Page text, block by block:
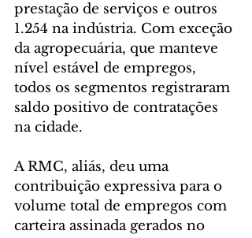
prestação de serviços e outros
1.254 na indústria. Com exceção
da agropecuária, que manteve
nível estável de empregos,
todos os segmentos registraram
saldo positivo de contratações
na cidade.
A RMC, aliás, deu uma
contribuição expressiva para o
volume total de empregos com
carteira assinada gerados no